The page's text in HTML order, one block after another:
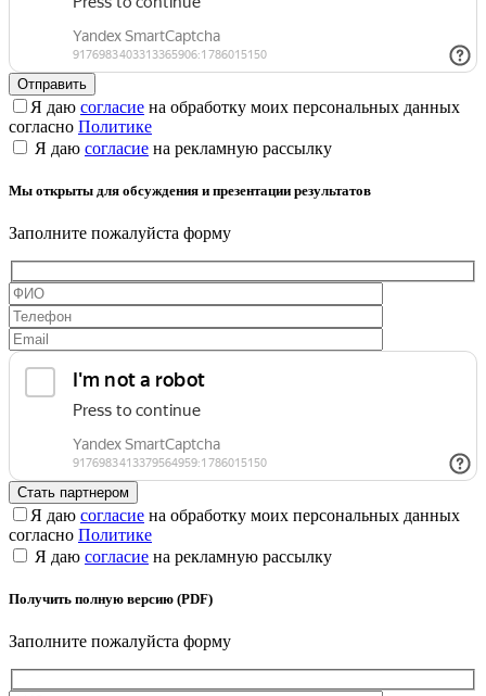
Я даю согласие на обработку моих персональных данных
согласно Политике
Я даю согласие на рекламную рассылку
Мы открыты для обсуждения и презентации результатов
Заполните пожалуйста форму
Я даю согласие на обработку моих персональных данных
согласно Политике
Я даю согласие на рекламную рассылку
Получить полную версию (PDF)
Заполните пожалуйста форму